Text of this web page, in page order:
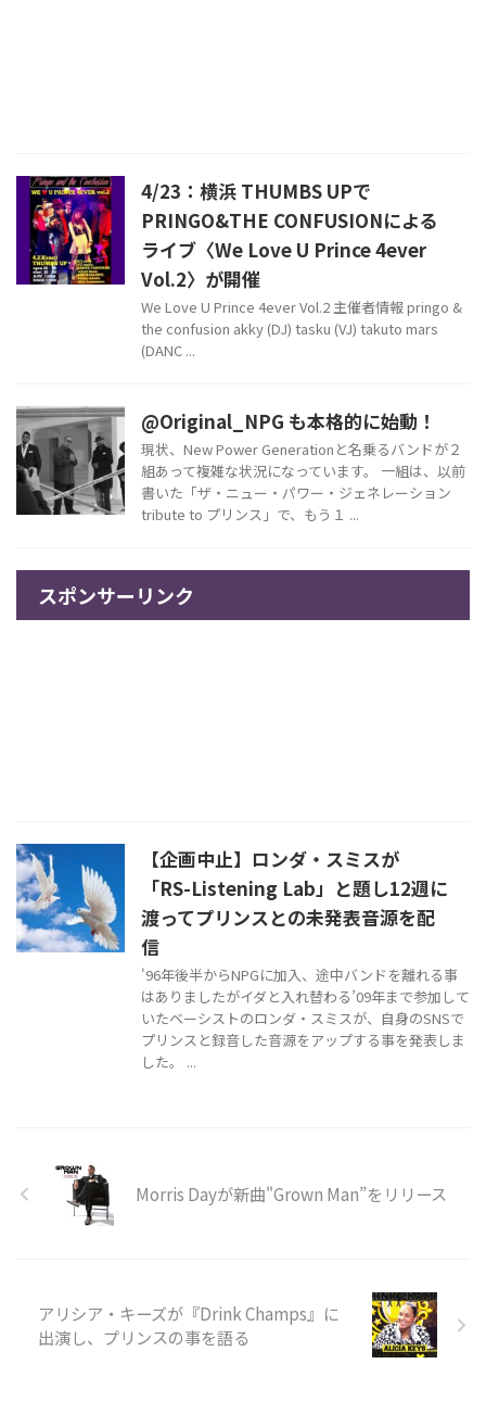
4/23：横浜 THUMBS UPで
PRINGO&THE CONFUSIONによる
ライブ〈We Love U Prince 4ever
Vol.2〉が開催
We Love U Prince 4ever Vol.2 主催者情報 pringo &
the confusion akky (DJ) tasku (VJ) takuto mars
(DANC ...
@Original_NPG も本格的に始動！
現状、New Power Generationと名乗るバンドが２
組あって複雑な状況になっています。 一組は、以前
書いた「ザ・ニュー・パワー・ジェネレーション
tribute to プリンス」で、もう１ ...
スポンサーリンク
【企画中止】ロンダ・スミスが
「RS-Listening Lab」と題し12週に
渡ってプリンスとの未発表音源を配
信
'96年後半からNPGに加入、途中バンドを離れる事
はありましたがイダと入れ替わる’09年まで参加して
いたベーシストのロンダ・スミスが、自身のSNSで
プリンスと録音した音源をアップする事を発表しま
した。 ...
Morris Dayが新曲"Grown Man”をリリース
アリシア・キーズが『Drink Champs』に
出演し、プリンスの事を語る